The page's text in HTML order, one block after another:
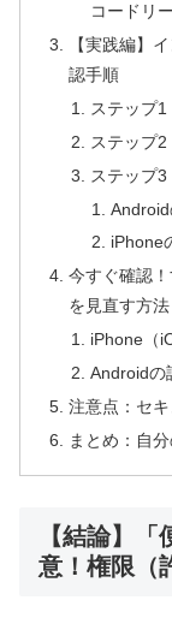
コードリ
【実践編】
認手順
ステップ
ステップ
ステップ
Android
iPhone
今すぐ確認
を見直す方法
iPhone（
Androidの
注意点：セ
まとめ：自
【結論】
意！権限（